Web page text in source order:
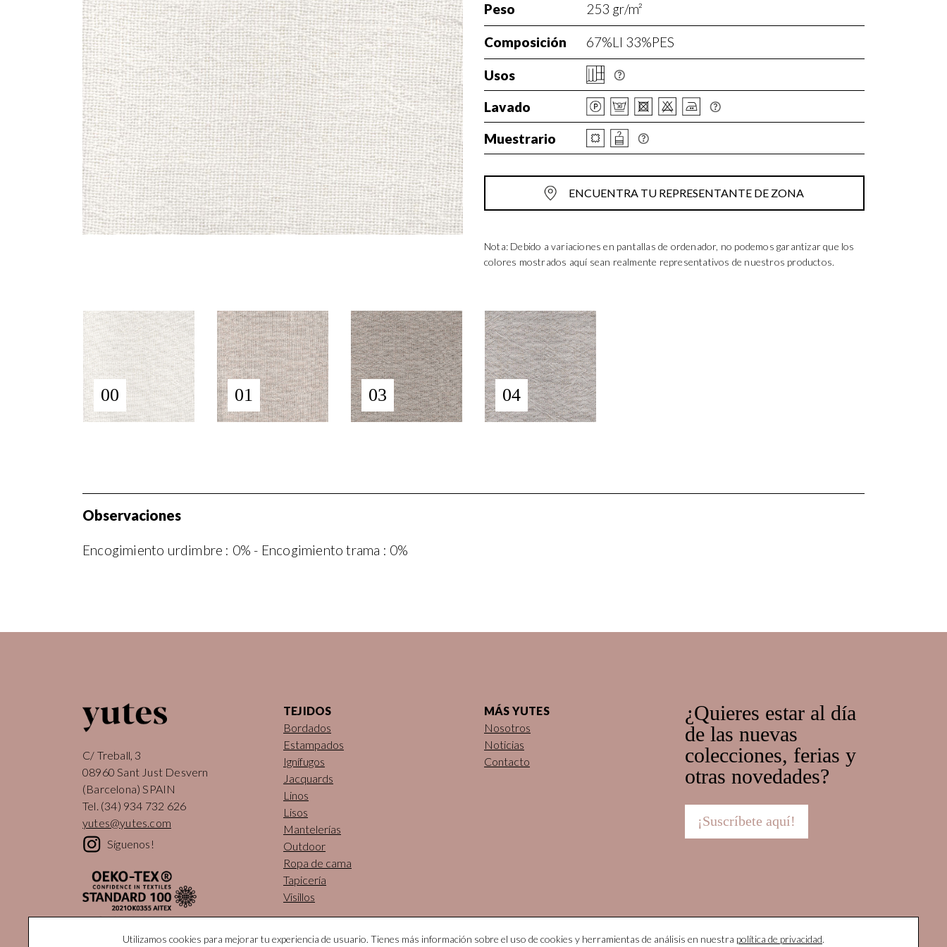
Peso 253 gr/m²
Composición 67%LI 33%PES
Usos
Lavado
Muestrario
ENCUENTRA TU REPRESENTANTE DE ZONA
Nota: Debido a variaciones en pantallas de ordenador, no podemos garantizar que los
colores mostrados aquí sean realmente representativos de nuestros productos.
00 01 03 04
Observaciones
Encogimiento urdimbre : 0% - Encogimiento trama : 0%
C/ Treball, 3
08960 Sant Just Desvern
(Barcelona) SPAIN
Tel. (34) 934 732 626
yutes@yutes.com
Síguenos!
TEJIDOS
Bordados
Estampados
Ignífugos
Jacquards
Linos
Lisos
Mantelerías
Outdoor
Ropa de cama
Tapicería
Visillos
MÁS YUTES
Nosotros
Noticias
Contacto
¿Quieres estar al día
de las nuevas
colecciones, ferias y
otras novedades?
¡Suscríbete aquí!
Utilizamos cookies para mejorar tu experiencia de usuario. Tienes más información sobre el uso de cookies y herramientas de análisis en nuestra política de privacidad.